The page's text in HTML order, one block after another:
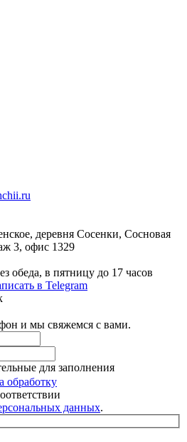
деревня Сосенки, Сосновая
3, офис 1329
обеда, в пятницу до 17 часов
и мы свяжемся с вами.
для заполнения
обработку
данных.